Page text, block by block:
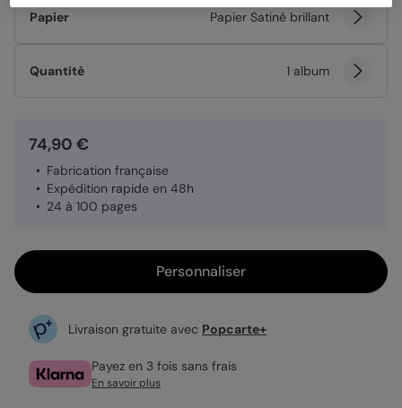
Papier Papier Satiné brillant
Quantité 1 album
74,90 €
Fabrication française
Expédition rapide en 48h
24 à 100 pages
Personnaliser
Livraison gratuite avec Popcarte+
Payez en 3 fois sans frais
En savoir plus